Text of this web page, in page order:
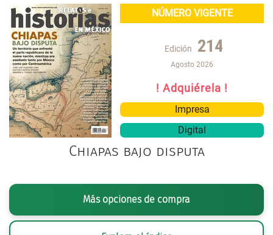
NÚMERO VIGENTE
Edición 214
Agosto 2026
! Adquiérela !
Impresa
Digital
Chiapas bajo disputa
Más opciones de compra